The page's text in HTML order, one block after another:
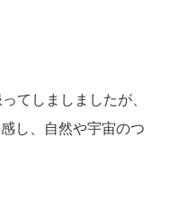
てしましましたが、
し、自然や宇宙のつ